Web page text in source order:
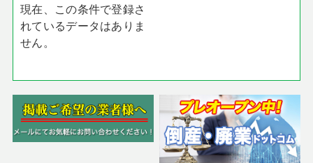
現在、この条件で登録さ
れているデータはありま
せん。